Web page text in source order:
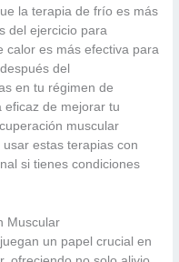
la terapia de frío es más
del ejercicio para
calor es más efectiva para
del
en tu régimen de
eficaz de mejorar tu
muscular
estas terapias con
si tienes condiciones
Muscular
un papel crucial en